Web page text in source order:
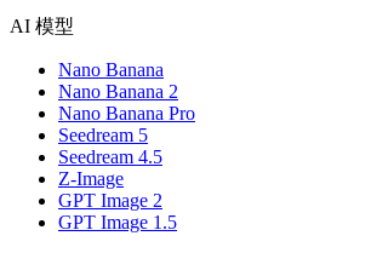
AI 模型
Nano Banana
Nano Banana 2
Nano Banana Pro
Seedream 5
Seedream 4.5
Z-Image
GPT Image 2
GPT Image 1.5